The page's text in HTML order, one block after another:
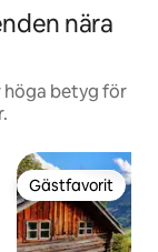
nära
höga betyg för
Gästfavorit
Gästfavorit